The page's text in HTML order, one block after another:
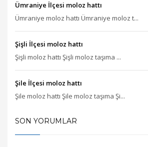
Ümraniye İlçesi moloz hattı
Ümraniye moloz hattı Ümraniye moloz t...
Şişli İlçesi moloz hattı
Şişli moloz hattı Şişli moloz taşıma ...
Şile İlçesi moloz hattı
Şile moloz hattı Şile moloz taşıma Şi...
SON YORUMLAR